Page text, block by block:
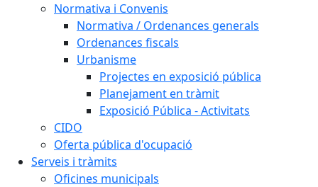
Normativa i Convenis
Normativa / Ordenances generals
Ordenances fiscals
Urbanisme
Projectes en exposició pública
Planejament en tràmit
Exposició Pública - Activitats
CIDO
Oferta pública d'ocupació
Serveis i tràmits
Oficines municipals